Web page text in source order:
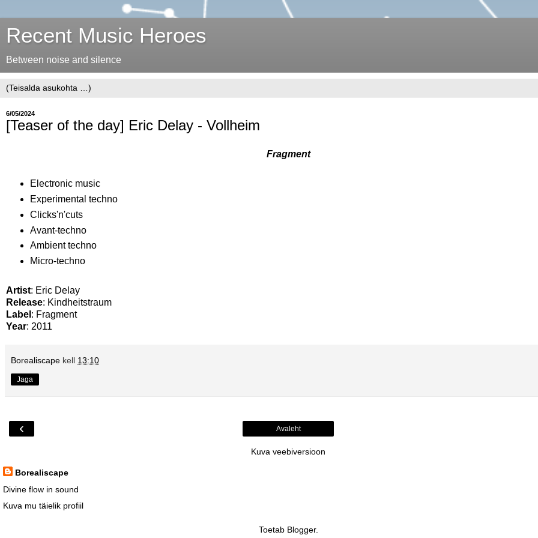
Recent Music Heroes
Between noise and silence
6/05/2024
[Teaser of the day] Eric Delay - Vollheim
Fragment
Electronic music
Experimental techno
Clicks'n'cuts
Avant-techno
Ambient techno
Micro-techno
Artist: Eric Delay
Release: Kindheitstraum
Label : Fragment
Year: 2011
Borealiscape kell 13:10
Jaga
‹ Avaleht
Kuva veebiversioon
Borealiscape
Divine flow in sound
Kuva mu täielik profiil
Toetab Blogger.